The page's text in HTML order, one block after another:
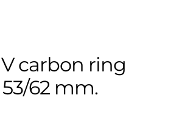
carbon ring
62 mm.